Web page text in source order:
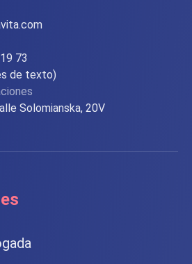
73
de texto)
Solomianska, 20V